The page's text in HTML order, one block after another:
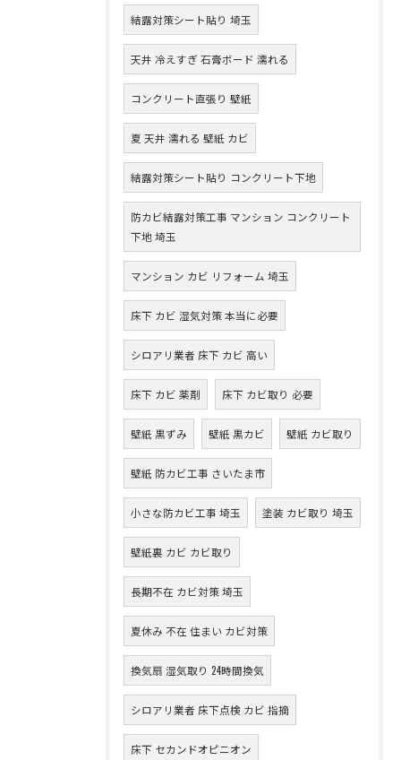
結露対策シート貼り 埼玉
天井 冷えすぎ 石膏ボード 濡れる
コンクリート直張り 壁紙
夏 天井 濡れる 壁紙 カビ
結露対策シート貼り コンクリート下地
防カビ結露対策工事 マンション コンクリート
下地 埼玉
マンション カビ リフォーム 埼玉
床下 カビ 湿気対策 本当に必要
シロアリ業者 床下 カビ 高い
床下 カビ 薬剤 床下 カビ取り 必要
壁紙 黒ずみ 壁紙 黒カビ 壁紙 カビ取り
壁紙 防カビ工事 さいたま市
小さな防カビ工事 埼玉 塗装 カビ取り 埼玉
壁紙裏 カビ カビ取り
長期不在 カビ対策 埼玉
夏休み 不在 住まい カビ対策
換気扇 湿気取り 24時間換気
シロアリ業者 床下点検 カビ 指摘
床下 セカンドオピニオン